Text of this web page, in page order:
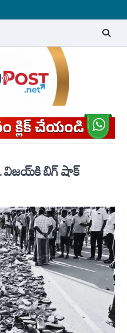
విజయ్‌కి బిగ్ షాక్